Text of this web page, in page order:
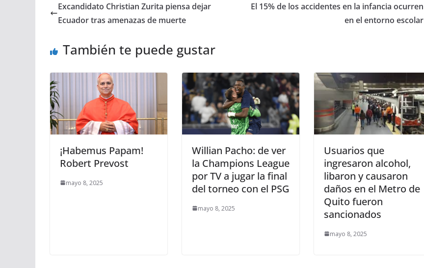
Excandidato Christian Zurita piensa dejar
Ecuador tras amenazas de muerte
El 15% de los accidentes en la infancia ocurren
en el entorno escolar
También te puede gustar
¡Habemus Papam!
Robert Prevost
mayo 8, 2025
Willian Pacho: de ver
la Champions League
por TV a jugar la final
del torneo con el PSG
mayo 8, 2025
Usuarios que
ingresaron alcohol,
libaron y causaron
daños en el Metro de
Quito fueron
sancionados
mayo 8, 2025